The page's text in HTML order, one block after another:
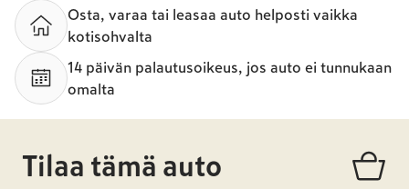
Osta, varaa tai leasaa auto helposti vaikka
kotisohvalta
14 päivän palautusoikeus, jos auto ei tunnukaan
omalta
Tilaa tämä auto